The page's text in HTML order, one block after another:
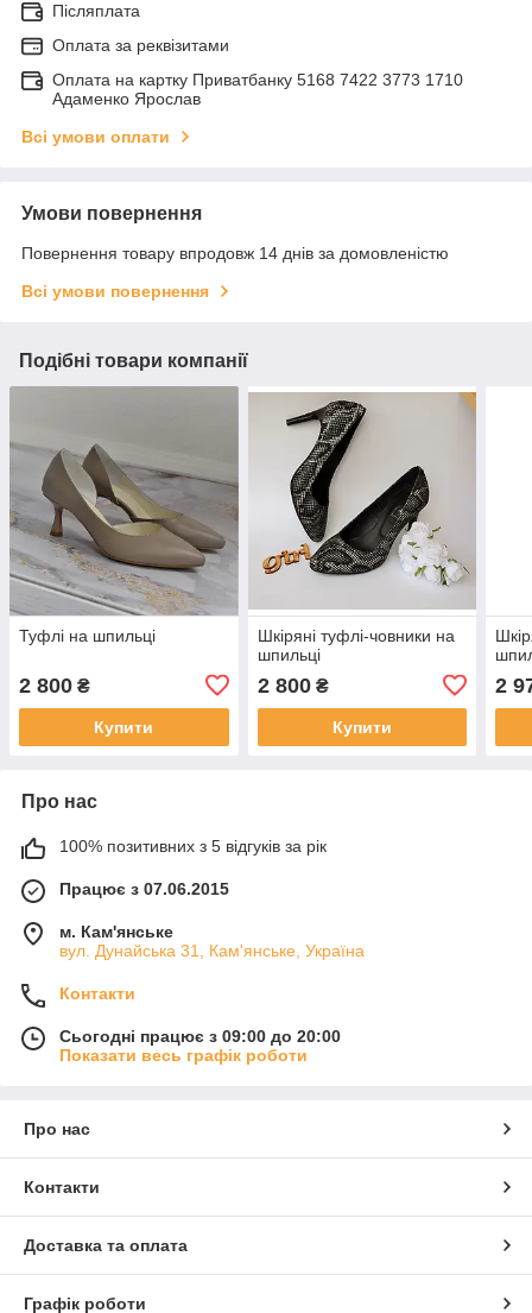
Післяплата
Оплата за реквізитами
Оплата на картку Приватбанку 5168 7422 3773 1710
Адаменко Ярослав
Всі умови оплати
Умови повернення
Повернення товару впродовж 14 днів за домовленістю
Всі умови повернення
Подібні товари компанії
Туфлі на шпильці
2 800 ₴
Купити
Шкіряні туфлі-човники на
шпильці
2 800₴
Купити
2
Про нас
100% позитивних з 5 відгуків за рік
Працює з 07.06.2015
м. Кам'янське
вул. Дунайська 31, Кам'янське, Україна
Контакти
Сьогодні працює з 09:00 до 20:00
Показати весь графік роботи
Про нас
Контакти
Доставка та оплата
Графік роботи